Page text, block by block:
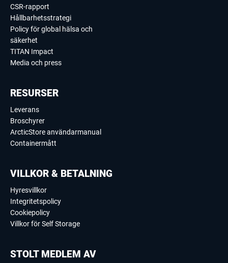
CSR-rapport
Hållbarhetsstrategi
Policy för global hälsa och
säkerhet
TITAN Impact
Media och press
RESURSER
Leverans
Broschyrer
ArcticStore användarmanual
Containermått
VILLKOR & BETALNING
Hyresvillkor
Integritetspolicy
Cookiepolicy
Villkor för Self Storage
STOLT MEDLEM AV